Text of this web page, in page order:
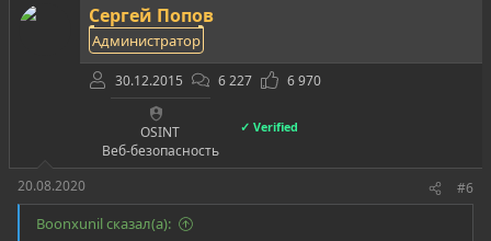
(yes_or_not == s_yes
cout << ("OK, let's check it!"
0;
Вот частично исправленный код.
Для твоей задачи нужны не char, а string.
И не забывай про кавычки
Сергей Попов
Администратор
30.12.2015 6 227 6 970
OSINT
Веб-безопасность
✓ Verified
20.08.2020 #6
Boonxunil сказал(а):